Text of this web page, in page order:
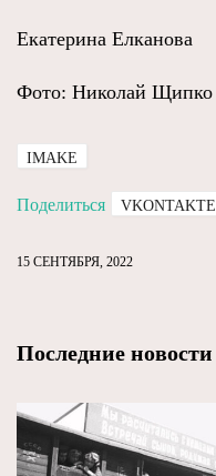
Екатерина Елканова
Фото: Николай Щипко
IMAKE
Поделиться VKONTAKTE
15 СЕНТЯБРЯ, 2022
Последние новости